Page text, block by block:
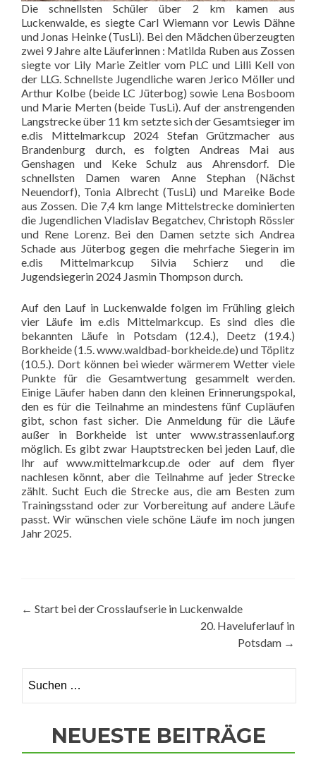
Die schnellsten Schüler über 2 km kamen aus
Luckenwalde, es siegte Carl Wiemann vor Lewis Dähne
und Jonas Heinke (TusLi). Bei den Mädchen überzeugten
zwei 9 Jahre alte Läuferinnen : Matilda Ruben aus Zossen
siegte vor Lily Marie Zeitler vom PLC und Lilli Kell von
der LLG. Schnellste Jugendliche waren Jerico Möller und
Arthur Kolbe (beide LC Jüterbog) sowie Lena Bosboom
und Marie Merten (beide TusLi). Auf der anstrengenden
Langstrecke über 11 km setzte sich der Gesamtsieger im
e.dis Mittelmarkcup 2024 Stefan Grützmacher aus
Brandenburg durch, es folgten Andreas Mai aus
Genshagen und Keke Schulz aus Ahrensdorf. Die
schnellsten Damen waren Anne Stephan (Nächst
Neuendorf), Tonia Albrecht (TusLi) und Mareike Bode
aus Zossen. Die 7,4 km lange Mittelstrecke dominierten
die Jugendlichen Vladislav Begatchev, Christoph Rössler
und Rene Lorenz. Bei den Damen setzte sich Andrea
Schade aus Jüterbog gegen die mehrfache Siegerin im
e.dis Mittelmarkcup Silvia Schierz und die
Jugendsiegerin 2024 Jasmin Thompson durch.
Auf den Lauf in Luckenwalde folgen im Frühling gleich
vier Läufe im e.dis Mittelmarkcup. Es sind dies die
bekannten Läufe in Potsdam (12.4.), Deetz (19.4.)
Borkheide (1.5. www.waldbad-borkheide.de) und Töplitz
(10.5.). Dort können bei wieder wärmerem Wetter viele
Punkte für die Gesamtwertung gesammelt werden.
Einige Läufer haben dann den kleinen Erinnerungspokal,
den es für die Teilnahme an mindestens fünf Cupläufen
gibt, schon fast sicher. Die Anmeldung für die Läufe
außer in Borkheide ist unter www.strassenlauf.org
möglich. Es gibt zwar Hauptstrecken bei jeden Lauf, die
Ihr aufwww.mittelmarkcup.de oder auf dem flyer
nachlesen könnt, aber die Teilnahme auf jeder Strecke
zählt. Sucht Euch die Strecke aus, die am Besten zum
Trainingsstand oder zur Vorbereitung auf andere Läufe
passt. Wir wünschen viele schöne Läufe im noch jungen
Jahr 2025.
Beitragsnavigation
← Start bei der Crosslaufserie in Luckenwalde
20. Haveluferlauf in
Potsdam →
nach:
NEUESTE BEITRÄGE